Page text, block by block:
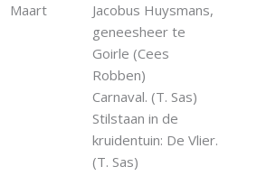
Maart
Jacobus Huysmans,
geneesheer te
Goirle (Cees
Robben)
Carnaval. (T. Sas)
Stilstaan in de
kruidentuin: De Vlier.
(T. Sas)